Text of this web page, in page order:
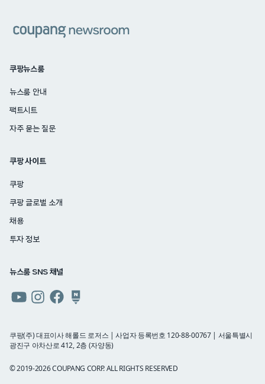
쿠팡뉴스룸
뉴스룸 안내
팩트시트
자주 묻는 질문
쿠팡 사이트
쿠팡
쿠팡 글로벌 소개
채용
투자 정보
뉴스룸 SNS 채널
유튜브인스타그램
페이스북네이버
블로그
쿠팡(주) 대표이사 해롤드 로저스 | 사업자 등록번호 120-88-00767 | 서울특별시
광진구 아차산로 412, 2층 (자양동)
© 2019-2026 COUPANG CORP. ALL RIGHTS RESERVED